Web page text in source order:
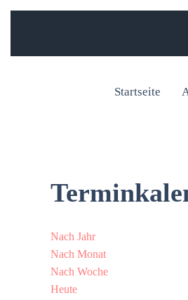
Startseite
Nach Jahr
Nach Monat
Nach Woche
Heute